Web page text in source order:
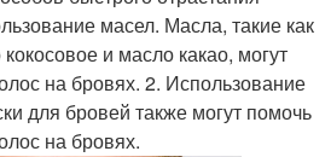
масел. Масла, такие как
и масло какао, могут
на бровях. 2. Использование
для бровей также могут помочь
на бровях.